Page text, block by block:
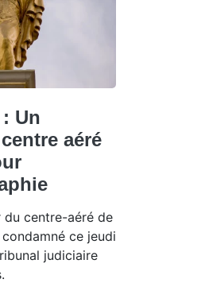
Un
aéré
du centre-aéré de
ce jeudi
judiciaire